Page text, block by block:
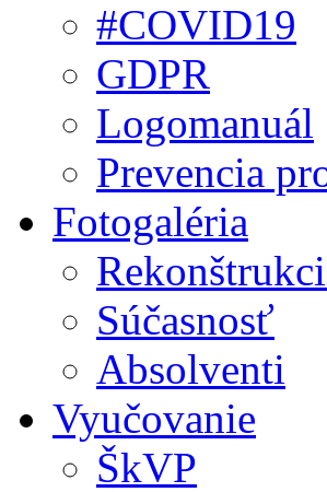
#COVID19
GDPR
Logomanuál
Prevencia
Fotogaléria
Súčasnosť
Absolventi
Vyučovanie
ŠkVP